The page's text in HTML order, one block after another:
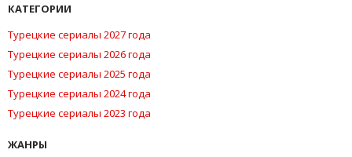
КАТЕГОРИИ
Турецкие сериалы 2027 года
Турецкие сериалы 2026 года
Турецкие сериалы 2025 года
Турецкие сериалы 2024 года
Турецкие сериалы 2023 года
ЖАНРЫ